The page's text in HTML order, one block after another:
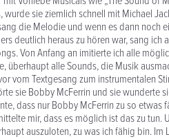
wurde sie ziemlich schnell mit Michael
die Melodie und wenn es dann noch
deutlich heraus zu hören war, sang ich
Von Anfang an imitierte ich alle
überhaupt alle Sounds, die Musik
vom Textgesang zum instrumentalen
sie Bobby McFerrin und sie wunderte
dass nur Bobby McFerrin zu so etwas
mir, dass es möglich ist das zu tun.
auszuloten, zu was ich fähig bin. Im